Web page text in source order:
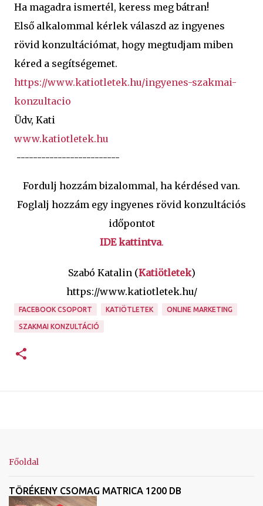
Ha magadra ismertél, keress meg bátran!
Első alkalommal kérlek válaszd az ingyenes
rövid konzultációmat, hogy megtudjam miben
kéred a segítségemet.
https://www.katiotletek.hu/ingyenes-szakmai-
konzultacio
Üdv, Kati
www.katiotletek.hu
-------------------------
Fordulj hozzám bizalommal, ha kérdésed van.
Foglalj hozzám egy ingyenes rövid konzultációs
időpontot
IDE kattintva.
Szabó Katalin (Katiötletek)
https://www.katiotletek.hu/
FACEBOOK CSOPORT KATIÖTLETEK ONLINE MARKETING
SZAKMAI KONZULTÁCIÓ
Főoldal
TÖRÉKENY CSOMAG MATRICA 1200 DB